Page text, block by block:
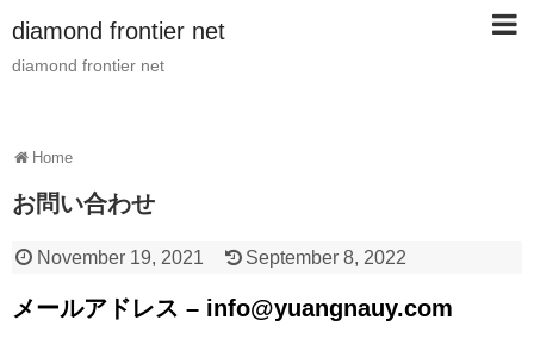
diamond frontier net
diamond frontier net
Home
お問い合わせ
November 19, 2021 September 8, 2022
メールアドレス – info@yuangnauy.com